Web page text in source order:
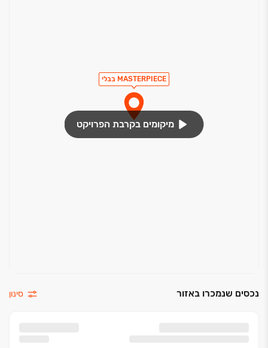
MASTERPIECE בבלי
מיקומים בקרבת הפרויקט
נכסים שנמכרו באזור סינון